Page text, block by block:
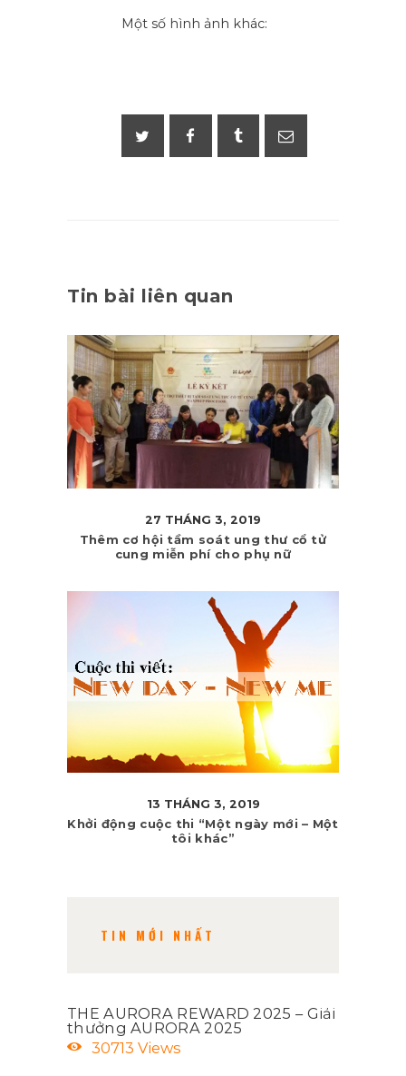
Một số hình ảnh khác:
Tin bài liên quan
27 THÁNG 3, 2019
Thêm cơ hội tầm soát ung thư cổ tử
cung miễn phí cho phụ nữ
13 THÁNG 3, 2019
Khởi động cuộc thi “Một ngày mới – Một
tôi khác”
TIN MỚI NHẤT
THE AURORA REWARD 2025 – Giải
thưởng AURORA 2025
30713 Views